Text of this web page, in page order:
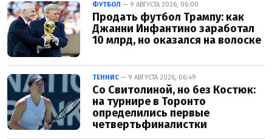
ФУТБОЛ — 9 АВГУСТА 2026, 06:00
Продать футбол Трампу: как
Джанни Инфантино заработал
10 млрд, но оказался на волоске
ТЕННИС — 9 АВГУСТА 2026, 06:49
Со Свитолиной, но без Костюк:
на турнире в Торонто
определились первые
четвертьфиналистки